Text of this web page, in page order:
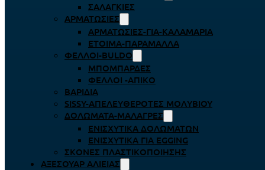
ΣΑΛΑΓΚΙΈΣ
ΑΡΜΑΤΩΣΙΈΣ
ΑΡΜΑΤΩΣΙΈΣ-ΓΙΑ-ΚΑΛΑΜΆΡΙΑ
ΈΤΟΙΜΑ-ΠΑΡΆΜΑΛΛΑ
ΦΕΛΛΟΊ-BULDO
ΜΠΟΜΠΆΡΔΕΣ
ΦΕΛΛΟΊ -ΑΠΊΚΟ
ΒΑΡΊΔΙΑ
SISSY-ΑΠΕΛΕΥΘΕΡΟΤΈΣ ΜΟΛΥΒΙΟΎ
ΔΟΛΏΜΑΤΑ-ΜΑΛΆΓΡΕΣ
ΕΝΙΣΧΥΤΙΚΆ ΔΟΛΩΜΆΤΩΝ
ΕΝΙΣΧΥΤΙΚΆ ΓΙΑ EGGING
ΣΚΌΝΕΣ ΠΛΑΣΤΙΚΟΠΟΊΗΣΗΣ
ΑΞΕΣΟΥΆΡ ΑΛΙΕΊΑΣ